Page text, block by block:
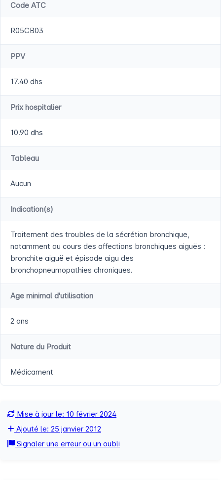
Code ATC
R05CB03
PPV
17.40 dhs
Prix hospitalier
10.90 dhs
Tableau
Aucun
Indication(s)
Traitement des troubles de la sécrétion bronchique,
notamment au cours des affections bronchiques aiguës :
bronchite aiguë et épisode aigu des
bronchopneumopathies chroniques.
Age minimal d'utilisation
2 ans
Nature du Produit
Médicament
Mise à jour le: 10 février 2024
Ajouté le: 25 janvier 2012
Signaler une erreur ou un oubli